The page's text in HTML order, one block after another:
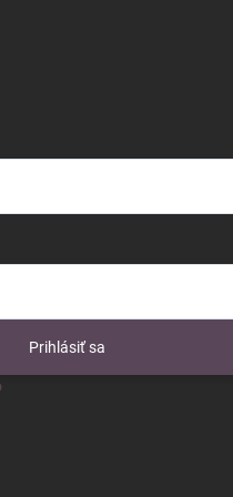
Prihlásiť sa